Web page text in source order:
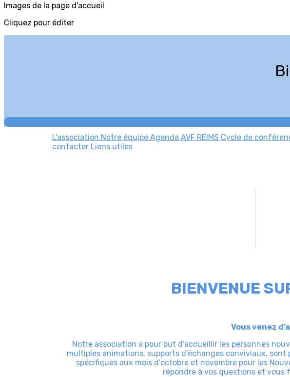
Images de la page d'accueil
Cliquez pour éditer
L'association Notre équipe Agenda AVF REIMS Cycle de
contacter Liens utiles
BIENVENUE
Vous venez
Notre association a pour but d’accueillir les personnes
multiples animations, supports d’échanges conviviaux,
spécifiques aux mois d’octobre et novembre pour les
répondre à vos questions et